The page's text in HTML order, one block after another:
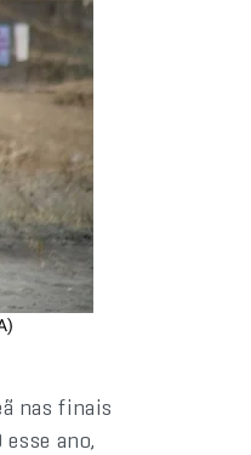
nas finais
ano,